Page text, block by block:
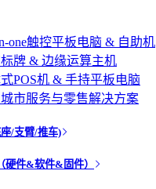
one触控平板电脑 & 自助机
牌 & 边缘运算主机
POS机 & 手持平板电脑
市服务与零售解决方案
/支臂/推车)
硬件&软件&固件）